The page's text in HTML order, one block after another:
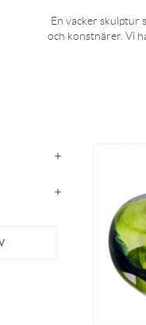
En vacker skulptur
och konstnärer. Vi